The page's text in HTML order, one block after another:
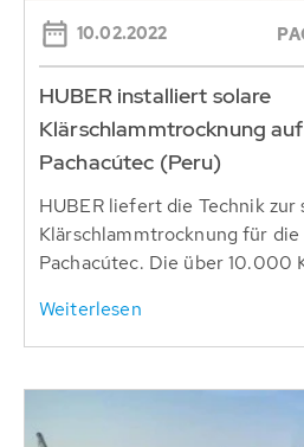
10.02.2022
HUBER installiert solare
Klärschlammtrocknung
Pachacútec (Peru)
HUBER liefert die Technik zur
Klärschlammtrocknung für die
Pachacútec. Die über 10.000
Weiterlesen